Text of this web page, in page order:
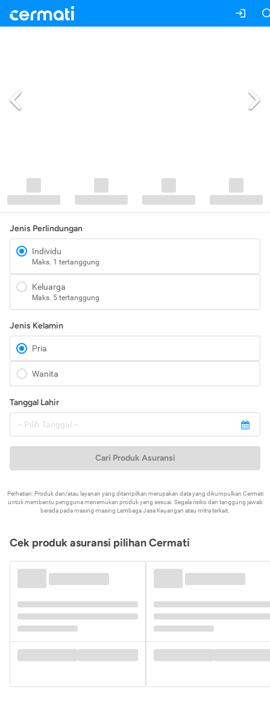
Jenis Perlindungan
Individu
Maks. 1 tertanggung
Keluarga
Maks. 5 tertanggung
Jenis Kelamin
Pria
Wanita
Tanggal Lahir
Cari Produk Asuransi
Perhatian: Produk dan/atau layanan yang ditampilkan merupakan data yang dikumpulkan Cermati
untuk membantu pengguna menemukan produk yang sesuai. Segala risiko dan tanggung jawab
berada pada masing-masing Lembaga Jasa Keuangan atau mitra terkait.
Cek produk asuransi pilihan Cermati